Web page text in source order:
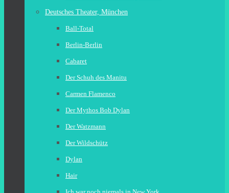
Deutsches Theater, München
Ball-Total
Berlin-Berlin
Cabaret
Der Schuh des Manitu
Carmen Flamenco
Der Mythos Bob Dylan
Der Watzmann
Der Wildschütz
Dylan
Hair